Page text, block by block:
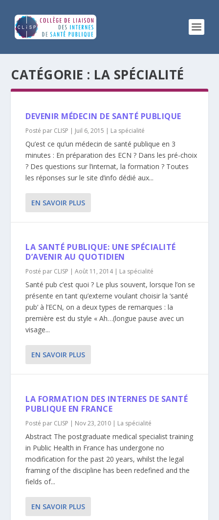
CATÉGORIE : LA SPÉCIALITÉ
DEVENIR MÉDECIN DE SANTÉ PUBLIQUE
Posté par CLISP | Juil 6, 2015 | La spécialité
Qu’est ce qu’un médecin de santé publique en 3
minutes : En préparation des ECN ? Dans les pré-choix
? Des questions sur l’internat, la formation ? Toutes
les réponses sur le site d’info dédié aux...
EN SAVOIR PLUS
LA SANTÉ PUBLIQUE: UNE SPÉCIALITÉ
D’AVENIR AU QUOTIDIEN
Posté par CLISP |Août 11, 2014| La spécialité
Santé pub c’est quoi ? Le plus souvent, lorsque l’on se
présente en tant qu’externe voulant choisir la ‘santé
pub’ à l’ECN, on a deux types de remarques : la
première est du style « Ah…(longue pause avec un
visage...
EN SAVOIR PLUS
LA FORMATION DES INTERNES DE SANTÉ
PUBLIQUE EN FRANCE
Posté par CLISP | Nov 23, 2010 | La spécialité
Abstract The postgraduate medical specialist training
in Public Health in France has undergone no
modification for the past 20 years, whilst the legal
framing of the discipline has been redefined and the
fields of...
EN SAVOIR PLUS